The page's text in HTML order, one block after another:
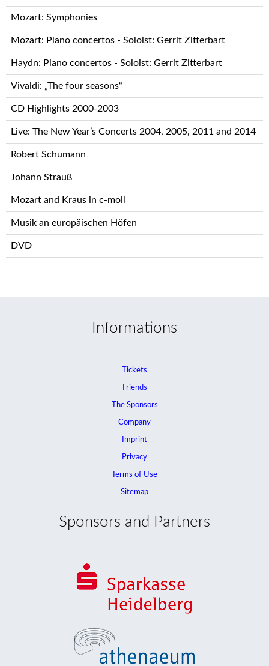
Mozart: Symphonies
Mozart: Piano concertos - Soloist: Gerrit Zitterbart
Haydn: Piano concertos - Soloist: Gerrit Zitterbart
Vivaldi: „The four seasons“
CD Highlights 2000-2003
Live: The New Year’s Concerts 2004, 2005, 2011 and 2014
Robert Schumann
Johann Strauß
Mozart and Kraus in c-moll
Musik an europäischen Höfen
DVD
Informations
Tickets
Friends
The Sponsors
Company
Imprint
Privacy
Terms of Use
Sitemap
Sponsors and Partners